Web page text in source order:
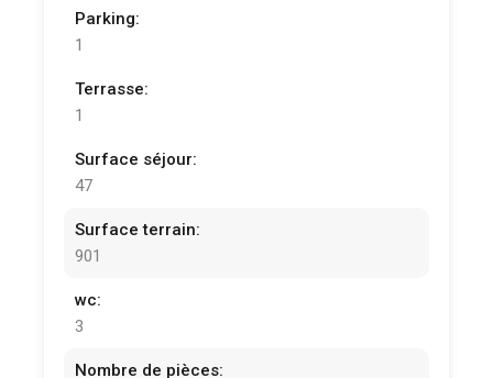
Parking:
1
Terrasse:
1
Surface séjour:
47
Surface terrain:
901
wc:
3
Nombre de pièces: